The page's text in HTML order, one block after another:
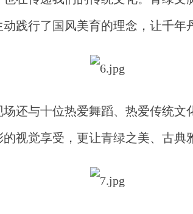
践行了国风美育的理念，让千年
还与十位热爱舞蹈、热爱传统
视觉享受，更让青绿之美、古典